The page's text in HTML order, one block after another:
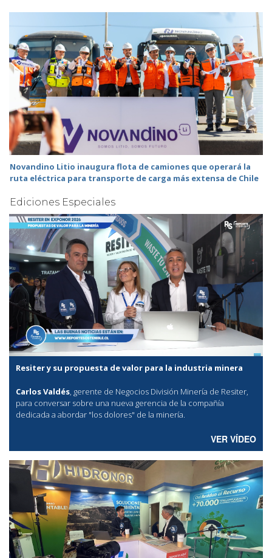
Novandino Litio inaugura flota de camiones que operará la
ruta eléctrica para transporte de carga más extensa de Chile
Ediciones Especiales
Resiter y su propuesta de valor para la industria minera
Carlos Valdés, gerente de Negocios División Minería de Resiter,
para conversar sobre una nueva gerencia de la compañía
dedicada a abordar "los dolores" de la minería.
VER VÍDEO